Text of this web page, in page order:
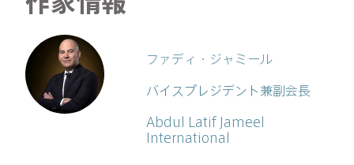
ファディ・ジャミール
バイスプレジデント兼副会長
Abdul Latif Jameel
International